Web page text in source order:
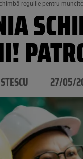
regulile pentru
27/05/